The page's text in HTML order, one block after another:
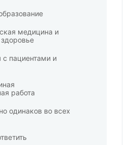
медицина и
пациентами и
работа
одинаков во всех